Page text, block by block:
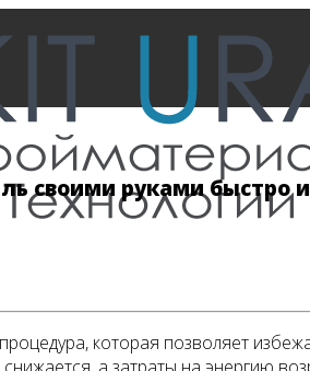
своими руками быстро
которая позволяет